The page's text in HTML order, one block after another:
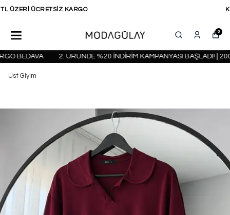
KAPIDA ÖDEME SEÇENEĞİ
0
BEDAVA 2. ÜRÜNDE %20 İNDİRİM KAMPANYASI BAŞLADI! | 2000
Üst Giyim